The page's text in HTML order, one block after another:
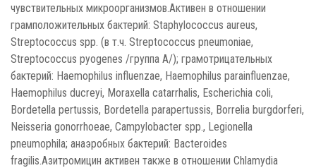
чувствительных микроорганизмов.Активен в отношении
грамположительных бактерий: Staphylococcus aureus,
Streptococcus spp. (в т.ч. Streptococcus pneumoniae,
Streptococcus pyogenes /группа A/); грамотрицательных
бактерий: Haemophilus influenzae, Haemophilus parainfluenzae,
Haemophilus ducreyi, Moraxella catarrhalis, Escherichia coli,
Bordetella pertussis, Bordetella parapertussis, Borrelia burgdorferi,
Neisseria gonorrhoeae, Campylobacter spp., Legionella
pneumophila; анаэробных бактерий: Bacteroides
fragilis.Азитромицин активен также в отношении Chlamydia